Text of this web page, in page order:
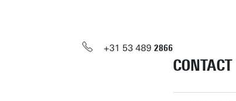
+31 53 489 2866
CONTACT